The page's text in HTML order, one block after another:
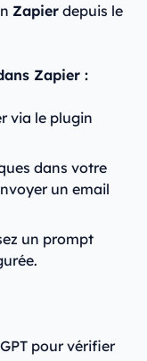
Zapier depuis le
Zapier :
via le plugin
dans votre
un email
un prompt
pour vérifier